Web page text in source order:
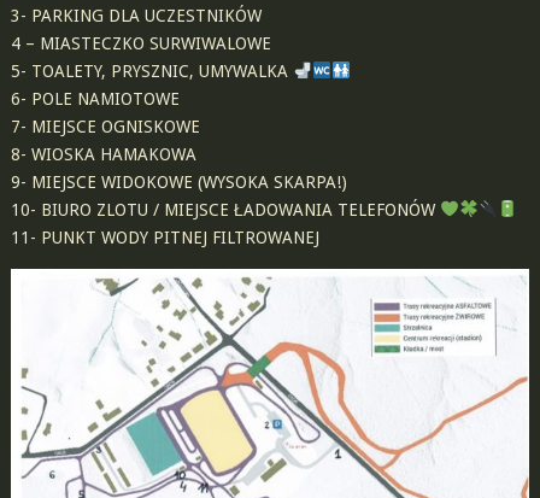
3- PARKING DLA UCZESTNIKÓW
4 – MIASTECZKO SURWIWALOWE
5- TOALETY, PRYSZNIC, UMYWALKA
6- POLE NAMIOTOWE
7- MIEJSCE OGNISKOWE
8- WIOSKA HAMAKOWA
9- MIEJSCE WIDOKOWE (WYSOKA SKARPA!)
10- BIURO ZLOTU / MIEJSCE ŁADOWANIA TELEFONÓW
11- PUNKT WODY PITNEJ FILTROWANEJ